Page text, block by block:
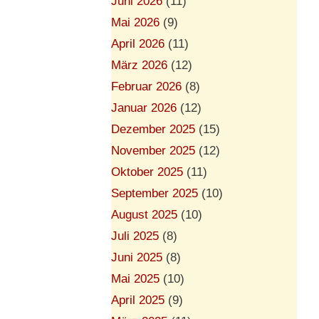
Mai 2026 (9)
April 2026 (11)
März 2026 (12)
Februar 2026 (8)
Januar 2026 (12)
Dezember 2025 (15)
November 2025 (12)
Oktober 2025 (11)
September 2025 (10)
August 2025 (10)
Juli 2025 (8)
Juni 2025 (8)
Mai 2025 (10)
April 2025 (9)